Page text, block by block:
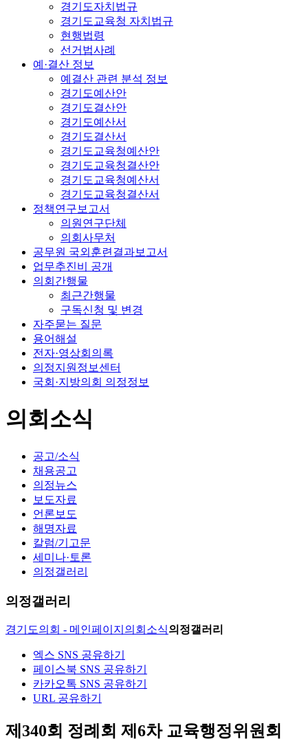
경기도자치법규
경기도교육청 자치법규
현행법령
선거법사례
예·결산 정보
예결산 관련 분석 정보
경기도예산안
경기도결산안
경기도예산서
경기도결산서
경기도교육청예산안
경기도교육청결산안
경기도교육청예산서
경기도교육청결산서
정책연구보고서
의원연구단체
의회사무처
공무원 국외훈련결과보고서
업무추진비 공개
의회간행물
최근간행물
구독신청 및 변경
자주묻는 질문
용어해설
전자·영상회의록
의정지원정보센터
국회·지방의회 의정정보
의회소식
공고/소식
채용공고
의정뉴스
보도자료
언론보도
해명자료
칼럼/기고문
세미나·토론
의정갤러리
의정갤러리
경기도의회 - 메인페이지 의회소식의정갤러리
엑스 SNS 공유하기
페이스북 SNS 공유하기
카카오톡 SNS 공유하기
URL 공유하기
제340회 정례회 제6차 교육행정위원회